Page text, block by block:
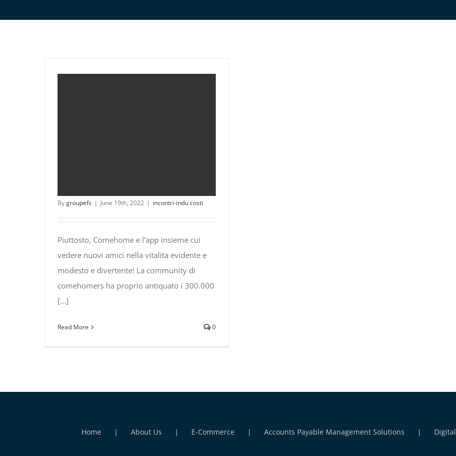
Bygroupefs | June 19th, 2022 | incontri-indu costi
Piuttosto, Comehome e l’app insieme cui
vedere nuovi amici nella vitalita evidente e
modesto e divertente! La community di
comehomers ha proprio antiquato i 300.000
[...]
Read More 0
Home About Us E-Commerce Accounts Payable Management Solutions